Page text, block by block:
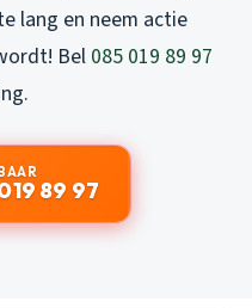
lang en neem actie
Bel 085 019 89 97
89 97